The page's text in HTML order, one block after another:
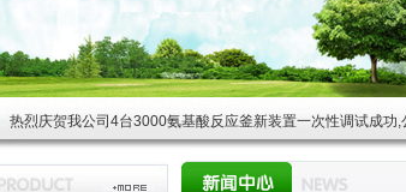
热烈庆贺我公司4台3000氨基酸反应釜新装置一次性调试成功